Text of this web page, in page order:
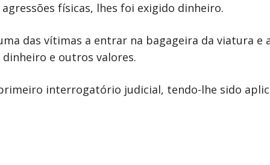
físicas, lhes foi exigido dinheiro.
das vítimas a entrar na bagageira da viatura e
e outros valores.
interrogatório judicial, tendo-lhe sido